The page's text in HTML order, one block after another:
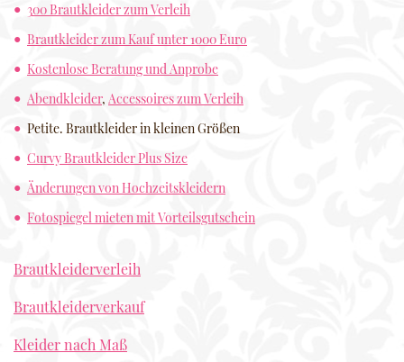
300 Brautkleider zum Verleih
Brautkleider zum Kauf unter 1000 Euro
Kostenlose Beratung und Anprobe
Abendkleider, Accessoires zum Verleih
Petite. Brautkleider in kleinen Größen
Curvy Brautkleider Plus Size
Änderungen von Hochzeitskleidern
Fotospiegel mieten mit Vorteilsgutschein
Brautkleiderverleih
Brautkleiderverkauf
Kleider nach Maß